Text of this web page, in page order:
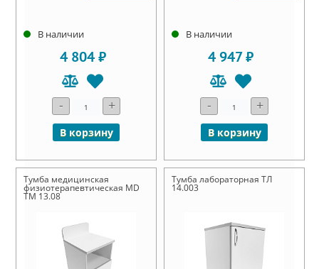
В наличии
4 804 ₽
- +
В корзину
В наличии
4 947 ₽
- +
В корзину
Тумба медицинская
физиотерапевтическая MD
ТМ 13.08
Тумба лабораторная ТЛ
14.003